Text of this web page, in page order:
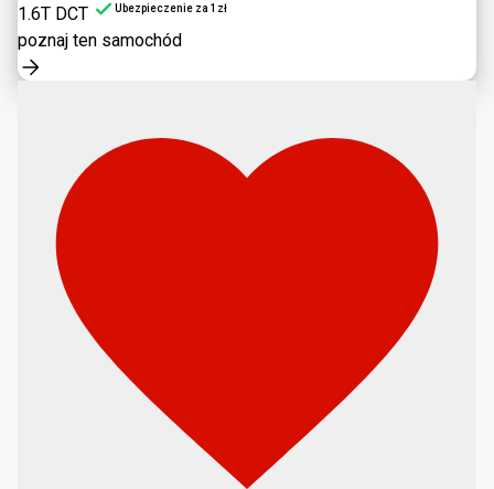
1.6T DCT
Ubezpieczenie za 1zł
poznaj ten samochód